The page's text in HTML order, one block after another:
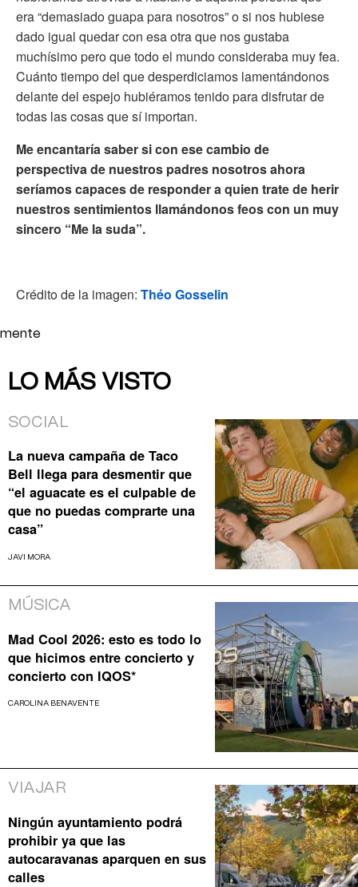
era “demasiado guapa para nosotros” o si nos hubiese
dado igual quedar con esa otra que nos gustaba
muchísimo pero que todo el mundo consideraba muy fea.
Cuánto tiempo del que desperdiciamos lamentándonos
delante del espejo hubiéramos tenido para disfrutar de
todas las cosas que sí importan.
Me encantaría saber si con ese cambio de
perspectiva de nuestros padres nosotros ahora
seríamos capaces de responder a quien trate de herir
nuestros sentimientos llamándonos feos con un muy
sincero “Me la suda”.
Crédito de la imagen: Théo Gosselin
mente
LO MÁS VISTO
SOCIAL
La nueva campaña de Taco
Bell llega para desmentir que
“el aguacate es el culpable de
que no puedas comprarte una
casa”
JAVI MORA
MÚSICA
Mad Cool 2026: esto es todo lo
que hicimos entre concierto y
concierto con IQOS*
CAROLINA BENAVENTE
VIAJAR
Ningún ayuntamiento podrá
prohibir ya que las
autocaravanas aparquen en sus
calles